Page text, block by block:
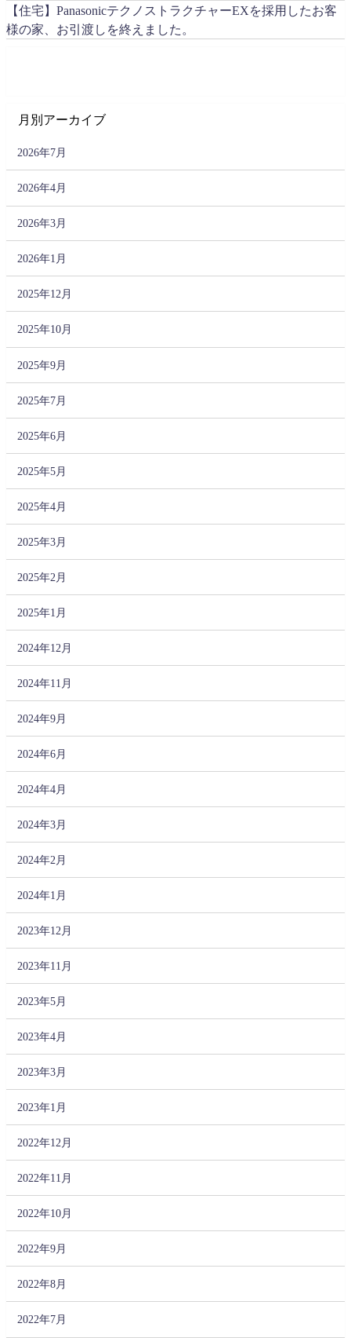
【住宅】PanasonicテクノストラクチャーEXを採用したお客
様の家、お引渡しを終えました。
月別アーカイブ
2026年7月
2026年4月
2026年3月
2026年1月
2025年12月
2025年10月
2025年9月
2025年7月
2025年6月
2025年5月
2025年4月
2025年3月
2025年2月
2025年1月
2024年12月
2024年11月
2024年9月
2024年6月
2024年4月
2024年3月
2024年2月
2024年1月
2023年12月
2023年11月
2023年5月
2023年4月
2023年3月
2023年1月
2022年12月
2022年11月
2022年10月
2022年9月
2022年8月
2022年7月